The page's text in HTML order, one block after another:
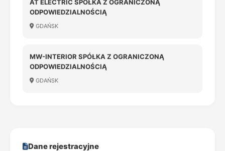
AT ELECTRIC SPÓŁKA Z OGRANICZONĄ
ODPOWIEDZIALNOŚCIĄ
GDAŃSK
MW-INTERIOR SPÓŁKA Z OGRANICZONĄ
ODPOWIEDZIALNOŚCIĄ
GDAŃSK
Dane rejestracyjne